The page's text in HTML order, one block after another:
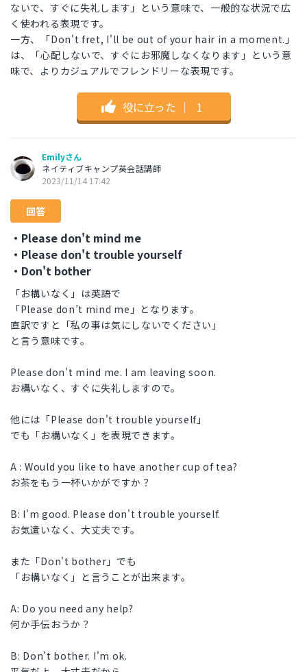
ないで、すぐに失礼します」という意味で、一般的な状況で広
く使われる表現です。
一方、「Don't fret, I'll be out of your hair in a moment.」
は、「心配しないで、すぐにお邪魔しなくなります」という意
味で、よりカジュアルでフレンドリーな表現です。
役に立った ｜ 1
Emilyさん
ネイティブキャンプ英会話講師
2023/11/14 17:42
回答
・Please don't mind me
・Please don't trouble yourself
・Don't bother
「お構いなく」は英語で
「Please don’t mind me」となります。
直訳ですと「私の事は気にしないでください」
と言う意味です。
Please don't mind me. I am leaving soon.
お構いなく、すぐに失礼しますので。
他には「Please don't trouble yourself」
でも「お構いなく」を表現できます。
A : Would you like to have another cup of tea?
お茶をもう一杯いかがですか？
B: I'm good. Please don't trouble yourself.
お気遣いなく、大丈夫です。
また「Don't bother」でも
「お構いなく」と言うことが出来ます。
A: Do you need any help?
何か手伝おうか？
B: Don't bother. I'm ok.